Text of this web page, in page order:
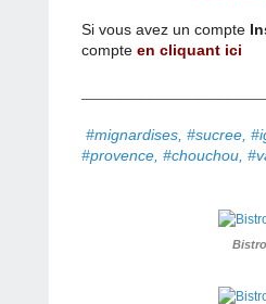
Si vous avez un compte
compte en cliquant ici
#mignardises, #sucree,
#provence, #chouchou,